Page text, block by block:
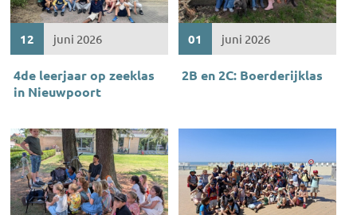
12 juni 2026
4de leerjaar op zeeklas
in Nieuwpoort
01 juni 2026
2B en 2C: Boerderijklas